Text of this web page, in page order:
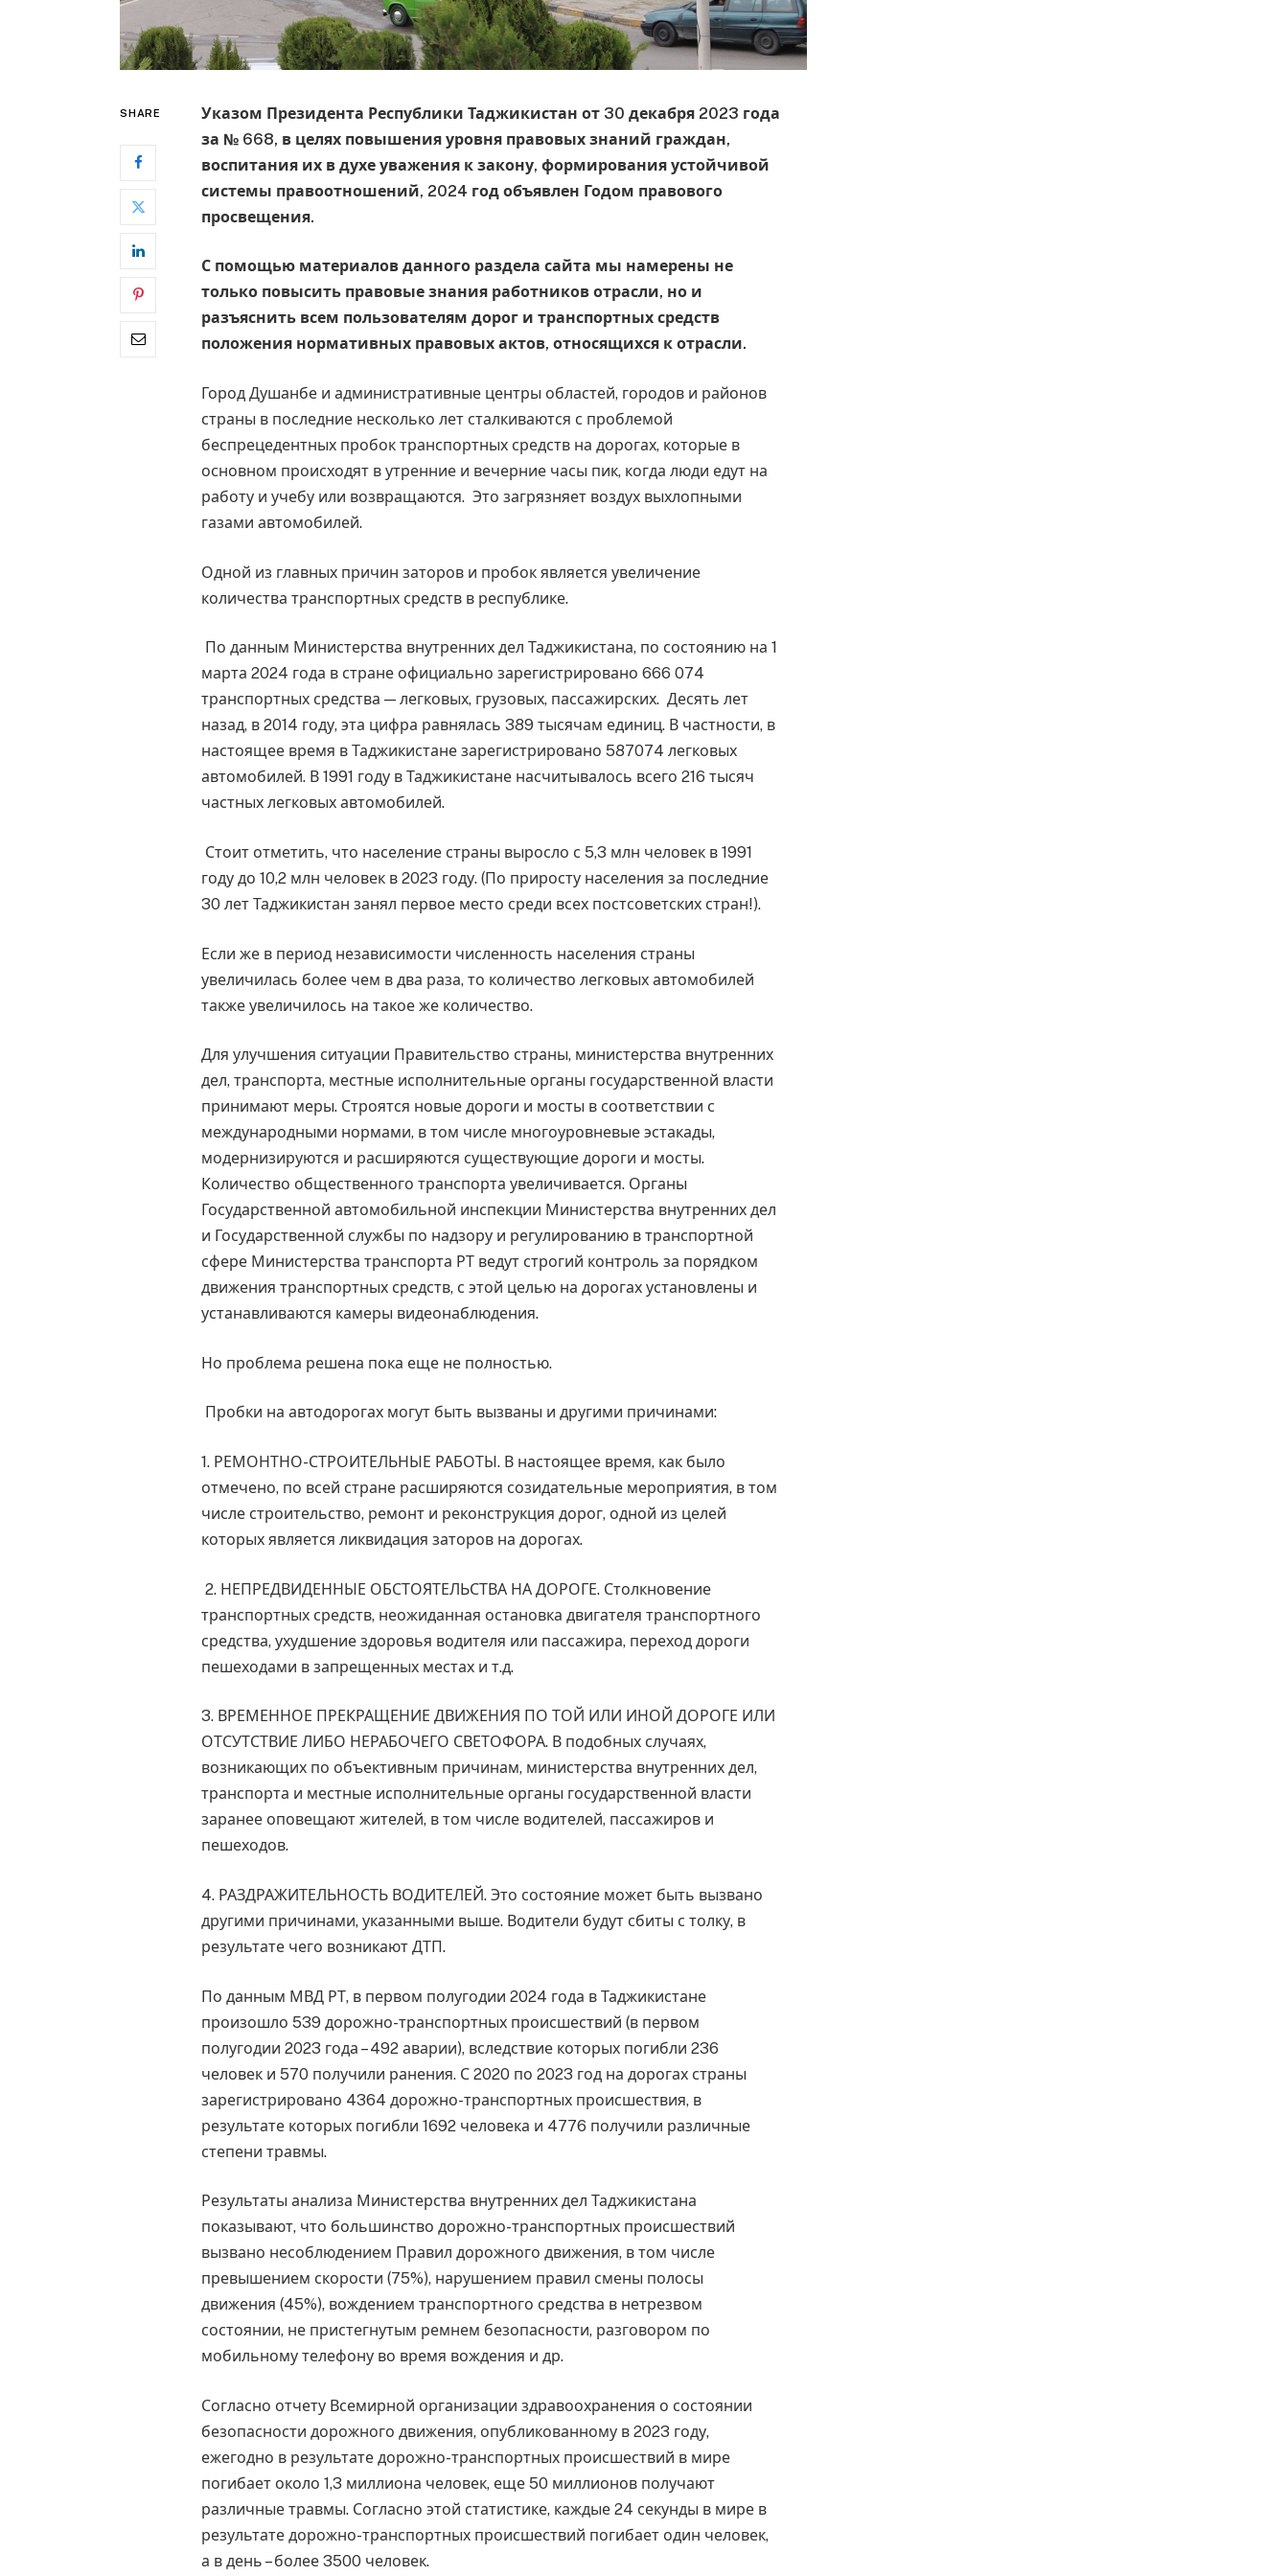
SHARE
Указом Президента Республики Таджикистан от 30 декабря 2023 года
за № 668, в целях повышения уровня правовых знаний граждан,
воспитания их в духе уважения к закону, формирования устойчивой
системы правоотношений, 2024 год объявлен Годом правового
просвещения.
С помощью материалов данного раздела сайта мы намерены не
только повысить правовые знания работников отрасли, но и
разъяснить всем пользователям дорог и транспортных средств
положения нормативных правовых актов, относящихся к отрасли.
Город Душанбе и административные центры областей, городов и районов
страны в последние несколько лет сталкиваются с проблемой
беспрецедентных пробок транспортных средств на дорогах, которые в
основном происходят в утренние и вечерние часы пик, когда люди едут на
работу и учебу или возвращаются. Это загрязняет воздух выхлопными
газами автомобилей.
Одной из главных причин заторов и пробок является увеличение
количества транспортных средств в республике.
По данным Министерства внутренних дел Таджикистана, по состоянию на 1
марта 2024 года в стране официально зарегистрировано 666 074
транспортных средства — легковых, грузовых, пассажирских. Десять лет
назад, в 2014 году, эта цифра равнялась 389 тысячам единиц. В частности, в
настоящее время в Таджикистане зарегистрировано 587074 легковых
автомобилей. В 1991 году в Таджикистане насчитывалось всего 216 тысяч
частных легковых автомобилей.
Стоит отметить, что население страны выросло с 5,3 млн человек в 1991
году до 10,2 млн человек в 2023 году. (По приросту населения за последние
30 лет Таджикистан занял первое место среди всех постсоветских стран!).
Если же в период независимости численность населения страны
увеличилась более чем в два раза, то количество легковых автомобилей
также увеличилось на такое же количество.
Для улучшения ситуации Правительство страны, министерства внутренних
дел, транспорта, местные исполнительные органы государственной власти
принимают меры. Строятся новые дороги и мосты в соответствии с
международными нормами, в том числе многоуровневые эстакады,
модернизируются и расширяются существующие дороги и мосты.
Количество общественного транспорта увеличивается. Органы
Государственной автомобильной инспекции Министерства внутренних дел
и Государственной службы по надзору и регулированию в транспортной
сфере Министерства транспорта РТ ведут строгий контроль за порядком
движения транспортных средств, с этой целью на дорогах установлены и
устанавливаются камеры видеонаблюдения.
Но проблема решена пока еще не полностью.
Пробки на автодорогах могут быть вызваны и другими причинами:
1. РЕМОНТНО-СТРОИТЕЛЬНЫЕ РАБОТЫ. В настоящее время, как было
отмечено, по всей стране расширяются созидательные мероприятия, в том
числе строительство, ремонт и реконструкция дорог, одной из целей
которых является ликвидация заторов на дорогах.
2. НЕПРЕДВИДЕННЫЕ ОБСТОЯТЕЛЬСТВА НА ДОРОГЕ. Столкновение
транспортных средств, неожиданная остановка двигателя транспортного
средства, ухудшение здоровья водителя или пассажира, переход дороги
пешеходами в запрещенных местах и т.д.
3. ВРЕМЕННОЕ ПРЕКРАЩЕНИЕ ДВИЖЕНИЯ ПО ТОЙ ИЛИ ИНОЙ ДОРОГЕ ИЛИ
ОТСУТСТВИЕ ЛИБО НЕРАБОЧЕГО СВЕТОФОРА. В подобных случаях,
возникающих по объективным причинам, министерства внутренних дел,
транспорта и местные исполнительные органы государственной власти
заранее оповещают жителей, в том числе водителей, пассажиров и
пешеходов.
4. РАЗДРАЖИТЕЛЬНОСТЬ ВОДИТЕЛЕЙ. Это состояние может быть вызвано
другими причинами, указанными выше. Водители будут сбиты с толку, в
результате чего возникают ДТП.
По данным МВД РТ, в первом полугодии 2024 года в Таджикистане
произошло 539 дорожно-транспортных происшествий (в первом
полугодии 2023 года – 492 аварии), вследствие которых погибли 236
человек и 570 получили ранения. С 2020 по 2023 год на дорогах страны
зарегистрировано 4364 дорожно-транспортных происшествия, в
результате которых погибли 1692 человека и 4776 получили различные
степени травмы.
Результаты анализа Министерства внутренних дел Таджикистана
показывают, что большинство дорожно-транспортных происшествий
вызвано несоблюдением Правил дорожного движения, в том числе
превышением скорости (75%), нарушением правил смены полосы
движения (45%), вождением транспортного средства в нетрезвом
состоянии, не пристегнутым ремнем безопасности, разговором по
мобильному телефону во время вождения и др.
Согласно отчету Всемирной организации здравоохранения о состоянии
безопасности дорожного движения, опубликованному в 2023 году,
ежегодно в результате дорожно-транспортных происшествий в мире
погибает около 1,3 миллиона человек, еще 50 миллионов получают
различные травмы. Согласно этой статистике, каждые 24 секунды в мире в
результате дорожно-транспортных происшествий погибает один человек,
а в день – более 3500 человек.